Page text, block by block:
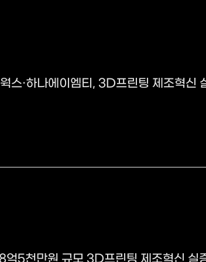
스·하나에이엠티, 3D프린팅 제조혁신
억5천만원 규모 3D프린팅 제조혁신 실